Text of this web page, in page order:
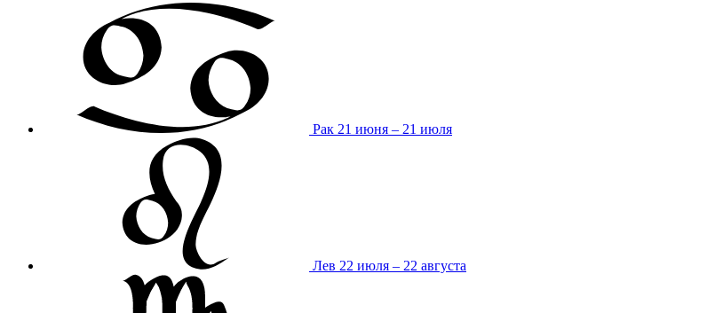
Рак 21 июня – 21 июля
Лев 22 июля – 22 августа